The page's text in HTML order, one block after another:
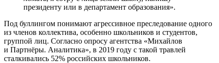
президенту или в департамент образования».
Под буллингом понимают агрессивное преследование одного
из членов коллектива, особенно школьников и студентов,
группой лиц. Согласно опросу агентства «Михайлов
и Партнёры. Аналитика», в 2019 году с такой травлей
сталкивались 52% российских школьников.